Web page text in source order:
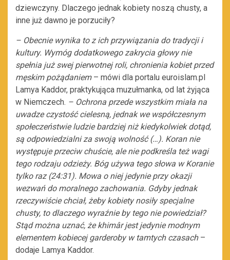
dziewczyny. Dlaczego jednak kobiety noszą chusty, a
inne już dawno je porzuciły?
– Obecnie wynika to z ich przywiązania do tradycji i
kultury. Wymóg dodatkowego zakrycia głowy nie
spełnia już swej pierwotnej roli, chronienia kobiet przed
męskim pożądaniem– mówi dla portalu euroislam.pl
Lamya Kaddor, praktykująca muzułmanka, od lat żyjąca
w Niemczech. – Ochrona przede wszystkim miała na
uwadze czystość cielesną, jednak we współczesnym
społeczeństwie ludzie bardziej niż kiedykolwiek dotąd,
są odpowiedzialni za swoją wolność (…). Koran nie
występuje przeciw chuście, ale nie podkreśla też wagi
tego rodzaju odzieży. Bóg używa tego słowa w Koranie
tylko raz (24:31). Mowa o niej jedynie przy okazji
wezwań do moralnego zachowania. Gdyby jednak
rzeczywiście chciał, żeby kobiety nosiły specjalne
chusty, to dlaczego wyraźnie by tego nie powiedział?
Stąd można uznać, że khimâr jest jedynie modnym
elementem kobiecej garderoby w tamtych czasach–
dodaje Lamya Kaddor.